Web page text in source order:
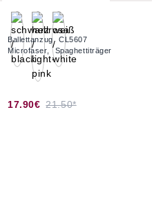
Ballettanzug CL5607
Microfaser, Spaghettiträger
17.90€ 21.50*